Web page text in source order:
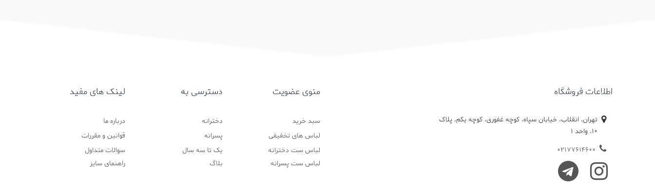
اطلاعات فروشگاه
تهران، انقلاب، خیابان سپاه، کوچه غفوری، کوچه یکم، پلاک
10، واحد 1
02177614600
منوی عضویت
سبد خرید
لباس های تخفیفی
لباس ست دخترانه
لباس ست پسرانه
دسترسی به
دخترانه
پسرانه
یک تا سه سال
بلاگ
لینک های مفید
درباره ما
قوانین و مقررات
سوالات متداول
راهنمای سایز